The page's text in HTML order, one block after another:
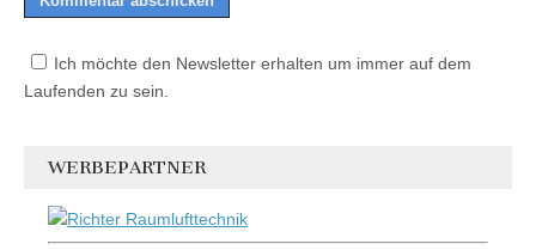
Ich möchte den Newsletter erhalten um immer auf dem
Laufenden zu sein.
WERBEPARTNER